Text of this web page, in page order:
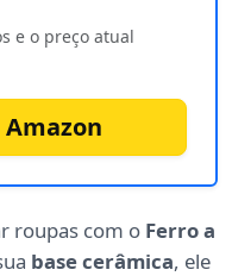
e o preço atual
roupas com o Ferro a
base cerâmica, ele